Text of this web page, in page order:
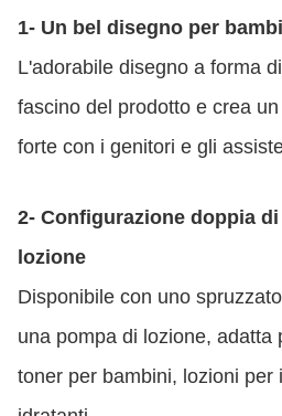
1- Un bel disegno per
L'adorabile disegno a forma
fascino del prodotto e crea
forte con i genitori e gli
2- Configurazione doppia
lozione
Disponibile con uno
una pompa di lozione, adatta
toner per bambini, lozioni per